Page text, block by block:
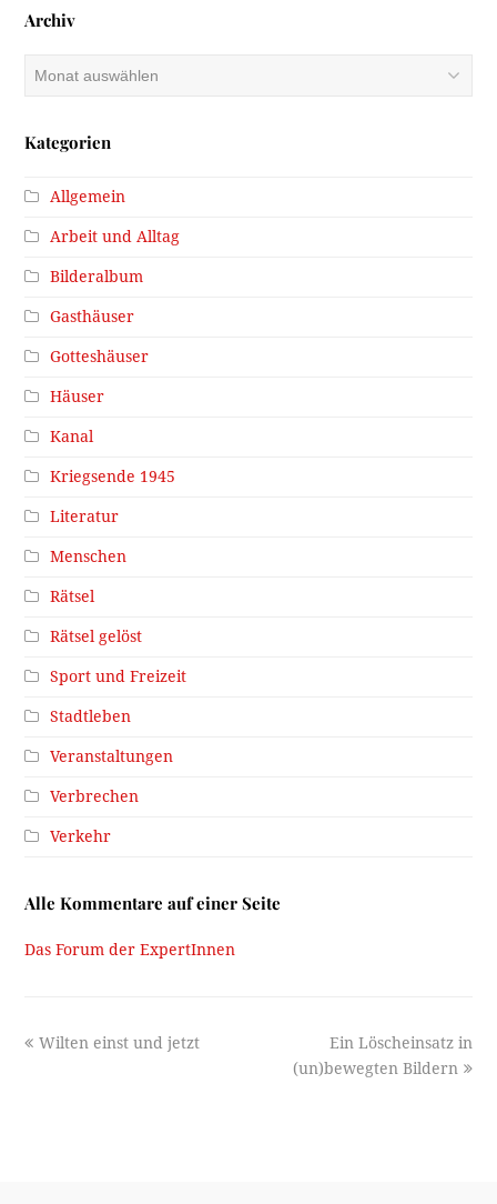
Archiv
Kategorien
Allgemein
Arbeit und Alltag
Bilderalbum
Gasthäuser
Gotteshäuser
Häuser
Kanal
Kriegsende 1945
Literatur
Menschen
Rätsel
Rätsel gelöst
Sport und Freizeit
Stadtleben
Veranstaltungen
Verbrechen
Verkehr
Alle Kommentare auf einer Seite
Das Forum der ExpertInnen
previous
Wilten einst und jetzt
next
post:
Ein Löscheinsatz in
(un)bewegten Bildern